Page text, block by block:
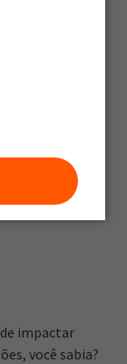
impactar
você sabia?